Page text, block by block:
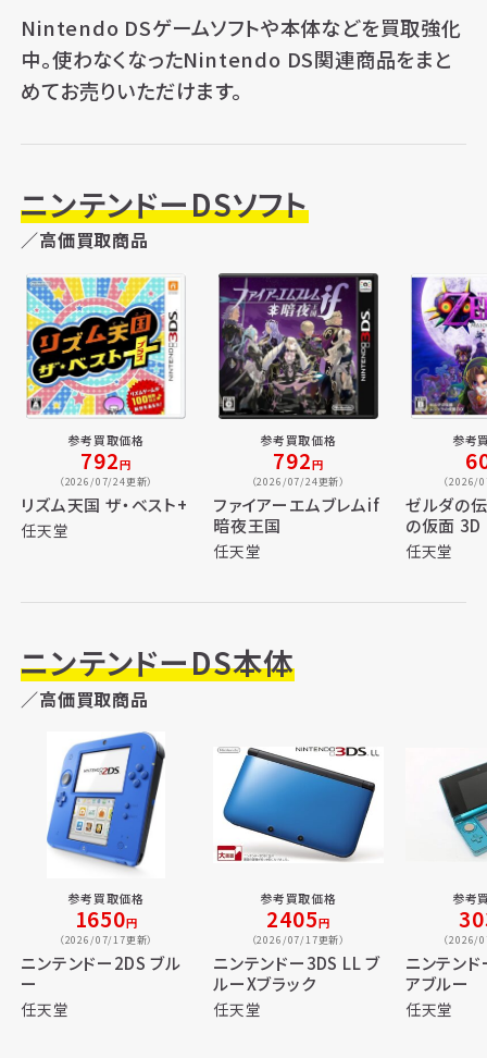
Nintendo DSゲームソフトや本体などを買取強化
中。使わなくなったNintendo DS関連商品をまと
めてお売りいただけます。
ニンテンドーDSソフト
／高価買取商品
参考買取価格
792円
（2026/07/24更新）
リズム天国 ザ・ベスト+
任天堂
参考買取価格
792円
（2026/07/24更新）
ファイアーエムブレムif
暗夜王国
任天堂
参考
（2026/
ゼルダの
の仮面 3D
任天堂
ニンテンドーDS本体
／高価買取商品
参考買取価格
1650円
（2026/07/17更新）
ニンテンドー2DS ブル
ー
任天堂
参考買取価格
2405円
（2026/07/17更新）
ニンテンドー3DS LL ブ
ルーXブラック
任天堂
参考
（2026/
ニンテン
アブルー
任天堂